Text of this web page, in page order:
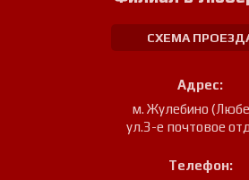
СХЕМА
Адрес:
м. Жулебино
ул.3-е почтовое
Телефон: